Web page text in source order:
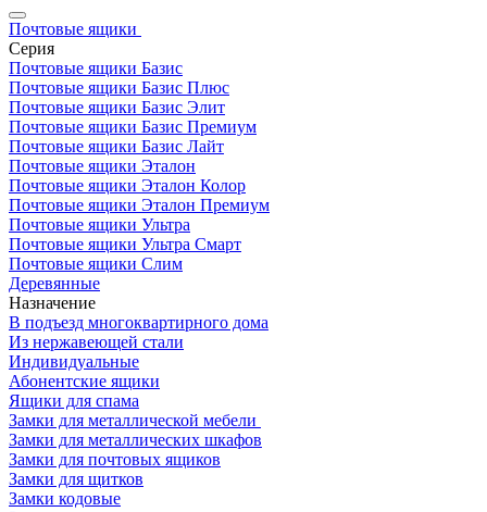
Почтовые ящики
Серия
Почтовые ящики Базис
Почтовые ящики Базис Плюс
Почтовые ящики Базис Элит
Почтовые ящики Базис Премиум
Почтовые ящики Базис Лайт
Почтовые ящики Эталон
Почтовые ящики Эталон Колор
Почтовые ящики Эталон Премиум
Почтовые ящики Ультра
Почтовые ящики Ультра Смарт
Почтовые ящики Слим
Деревянные
Назначение
В подъезд многоквартирного дома
Из нержавеющей стали
Индивидуальные
Абонентские ящики
Ящики для спама
Замки для металлической мебели
Замки для металлических шкафов
Замки для почтовых ящиков
Замки для щитков
Замки кодовые